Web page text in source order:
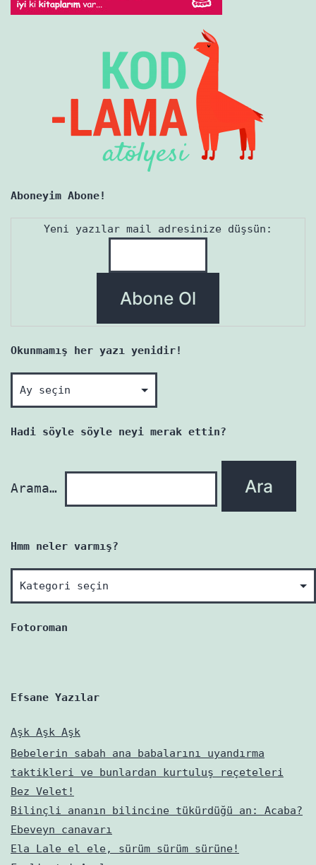
Aboneyim Abone!
Yeni yazılar mail adresinize düşsün:
Okunmamış her yazı yenidir!
Okunmamış
her
yazı
Hadi söyle söyle neyi merak ettin?
Arama…
Hmm neler varmış?
Hmm
neler
varmış?
Fotoroman
Efsane Yazılar
Aşk Aşk Aşk
Bebelerin sabah ana babalarını uyandırma
taktikleri ve bunlardan kurtuluş reçeteleri
Bez Velet!
Bilinçli ananın bilincine tükürdüğü an: Acaba?
Ebeveyn canavarı
Ela Lale el ele, sürüm sürüm sürüne!